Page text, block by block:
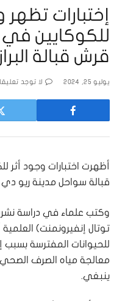
إختبارات تظهر
للكوكايين
قرش قبالة
يوليو 25, 2024 لا توجد
أظهرت اختبارات وجود
قبالة سواحل مدينة ريو دي
وكتب علماء في دراسة
توتال إنفيرونمنت)
للحيوانات المفترسة
معالجة مياه الصرف
ينبغي.